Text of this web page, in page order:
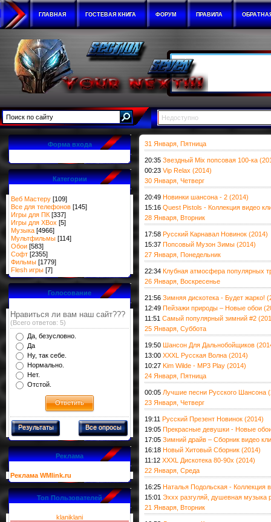
ГЛАВНАЯ ГОСТЕВАЯ КНИГА ФОРУМ ПРАВИЛА
Недоступно
Форма входа
Категории
Веб Мастеру [109]
Все для телефонов [145]
Игры для ПК [337]
Игры для XBox [5]
Музыка [4966]
Мультфильмы [114]
Обои [583]
Софт [2355]
Фильмы [1779]
Flesh игры [7]
Голосование
Нравиться ли вам наш сайт???
(Всего ответов: 5)
Да, безусловно.
Да
Ну, так себе.
Нормально.
Нет.
Отстой.
Результаты Все опросы
Реклама
Реклама WMlink.ru
Топ Пользователей
klaniklani
31 Января, Пятница
20:35 Звездный Mix попсовая 100-ка
00:23 Vip Relax (2014)
30 Января, Четверг
20:49 Новинки шансона - 2 (2014)
15:16 Quest Pistols - Коллекция видео
28 Января, Вторник
17:58 Русский Карнавал Новинок (2014)
15:37 Попсовый Музон Зимы (2014)
27 Января, Понедельник
22:34 Клубная атмосфера популярных
26 Января, Воскресенье
21:56 Зимняя дискотека - Будет жарко!
12:49 Пейзажи природы – Новые обои
11:51 Самый популярный зимний #2
25 Января, Суббота
19:50 Шансон Для Дальнобойщиков
13:00 XXXL Русская Волна (2014)
10:27 Kim Wilde - MP3 Play (2014)
24 Января, Пятница
00:05 Лучшие песни Русского Шансона
23 Января, Четверг
19:11 Русский Презент Новинок (2014)
19:05 Прекрасные девушки - Новые
17:05 Зимний драйв – Сборник видео
16:18 Новый Хитовый Сборник (2014)
11:12 XXXL Дискотека 80-90х (2014)
22 Января, Среда
16:25 Наталья Подольская - Коллекция
15:01 Эххх разгуляй, душевная музыка
21 Января, Вторник